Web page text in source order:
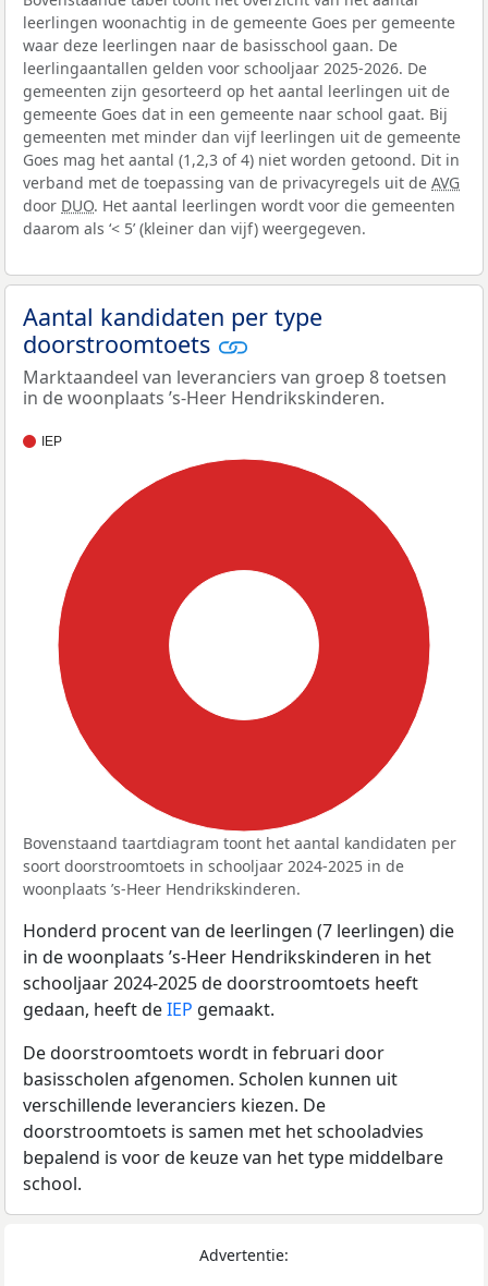
leerlingen woonachtig in de gemeente Goes per gemeente
waar deze leerlingen naar de basisschool gaan. De
leerlingaantallen gelden voor schooljaar 2025-2026. De
gemeenten zijn gesorteerd op het aantal leerlingen uit de
gemeente Goes dat in een gemeente naar school gaat. Bij
gemeenten met minder dan vijf leerlingen uit de gemeente
Goes mag het aantal (1,2,3 of 4) niet worden getoond. Dit in
verband met de toepassing van de privacyregels uit de AVG
door DUO. Het aantal leerlingen wordt voor die gemeenten
daarom als ‘< 5’ (kleiner dan vijf) weergegeven.
Aantal kandidaten per type
doorstroomtoets
Marktaandeel van leveranciers van groep 8 toetsen
in de woonplaats ’s-Heer Hendrikskinderen.
IEP
Bovenstaand taartdiagram toont het aantal kandidaten per
soort doorstroomtoets in schooljaar 2024-2025 in de
woonplaats ’s-Heer Hendrikskinderen.
Honderd procent van de leerlingen (7 leerlingen) die
in de woonplaats ’s-Heer Hendrikskinderen in het
schooljaar 2024-2025 de doorstroomtoets heeft
gedaan, heeft deIEP gemaakt.
De doorstroomtoets wordt in februari door
basisscholen afgenomen. Scholen kunnen uit
verschillende leveranciers kiezen. De
doorstroomtoets is samen met het schooladvies
bepalend is voor de keuze van het type middelbare
school.
Advertentie: